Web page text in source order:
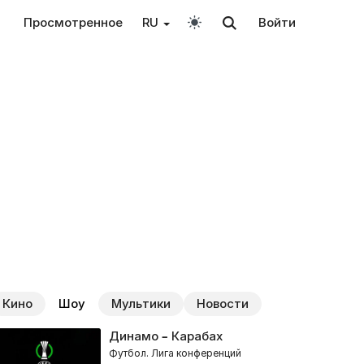
Просмотренное RU Войти
Кино Шоу Мультики Новости
Динамо – Карабах
Футбол. Лига конференций